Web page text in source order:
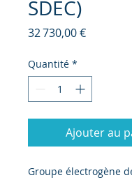
SDEC)
32 730,00 €Prix
Quantité *
Ajouter au
Groupe électrogène